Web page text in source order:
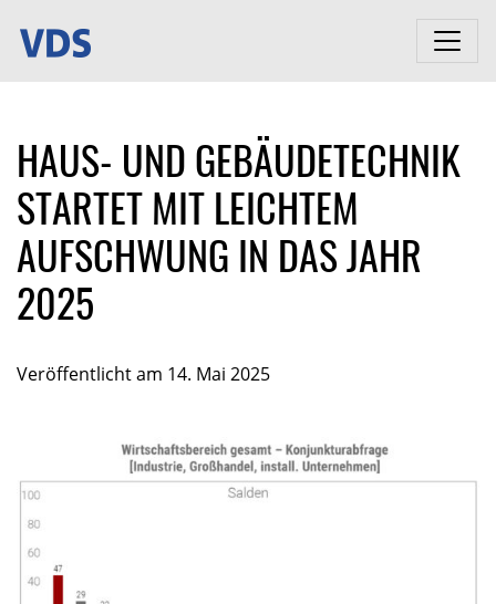
HAUS- UND GEBÄUDETECHNIK
STARTET MIT LEICHTEM
AUFSCHWUNG IN DAS JAHR
2025
Veröffentlicht am 14. Mai 2025